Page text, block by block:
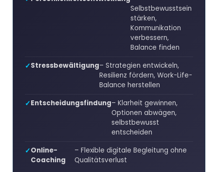
Selbstbewusstsein
stärken,
Kommunikation
verbessern,
Balance finden
Stressbewältigung– Strategien entwickeln,
Resilienz fördern, Work-Life-
Balance herstellen
Entscheidungsfindung– Klarheit gewinnen,
Optionen abwägen,
selbstbewusst
entscheiden
Online-
Coaching
– Flexible digitale Begleitung ohne
Qualitätsverlust